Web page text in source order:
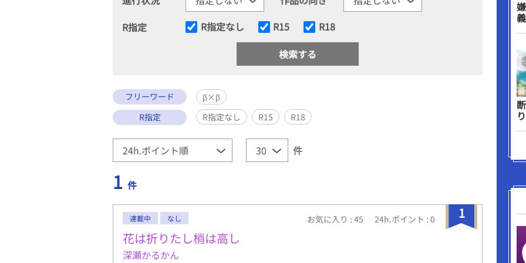
R指定
R指定なし R15 R18
フリーワード
β×β
R指定
R指定なし R15 R18
件
1 件
1
連載中 なし お気に入り : 45 24h.ポイント : 0
花は折りたし梢は高し
深瀬かるかん